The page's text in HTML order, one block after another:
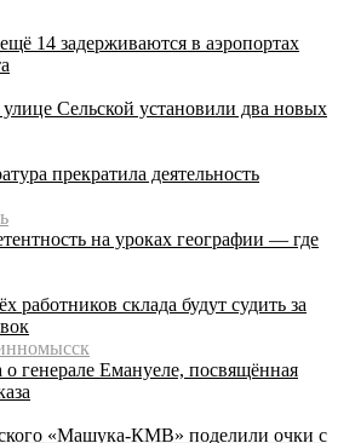
14 задерживаются в аэропортах
Сельской установили два новых
прекратила деятельность
на уроках географии — где
работников склада будут судить за
генерале Емануеле, посвящённая
«Машука-КМВ» поделили очки с